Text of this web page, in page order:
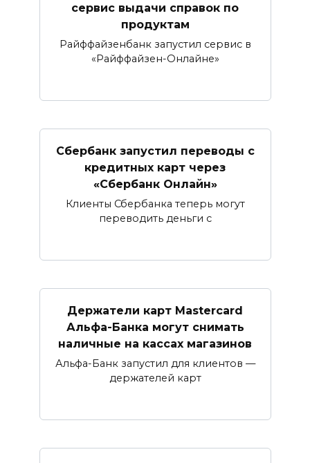
сервис выдачи справок по
продуктам
Райффайзенбанк запустил сервис в
«Райффайзен-Онлайне»
Сбербанк запустил переводы с
кредитных карт через
«Сбербанк Онлайн»​​​​​​​
Клиенты Сбербанка теперь могут
переводить деньги с
Держатели карт Mastercard
Альфа-Банка могут снимать
наличные ​на кассах магазинов​
Альфа-Банк запустил для клиентов —
держателей карт